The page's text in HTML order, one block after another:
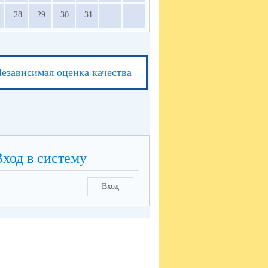
28 29 30 31
оценка качества
в систему
Вход